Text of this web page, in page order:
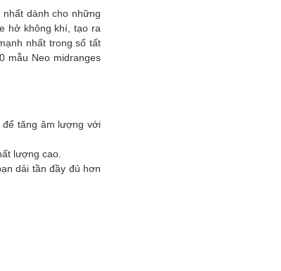
dành cho những
hở không khí, tạo ra
nhất trong số tất
mẫu Neo midranges
tăng âm lượng với
lượng cao.
dải tần đầy đủ hơn